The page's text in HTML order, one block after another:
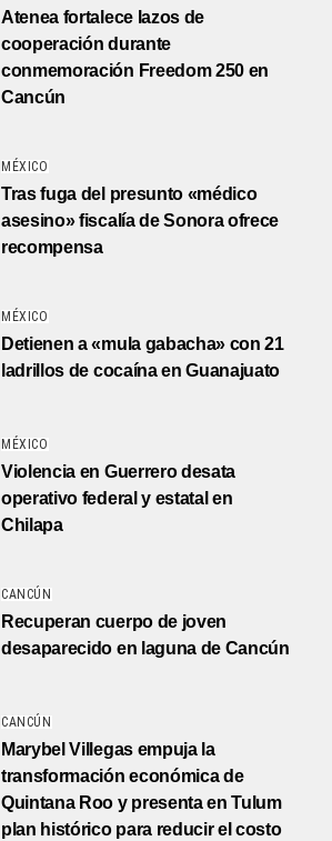
Atenea fortalece lazos de
cooperación durante
conmemoración Freedom 250 en
Cancún
MÉXICO
Tras fuga del presunto «médico
asesino» fiscalía de Sonora ofrece
recompensa
MÉXICO
Detienen a «mula gabacha» con 21
ladrillos de cocaína en Guanajuato
MÉXICO
Violencia en Guerrero desata
operativo federal y estatal en
Chilapa
CANCÚN
Recuperan cuerpo de joven
desaparecido en laguna de Cancún
CANCÚN
Marybel Villegas empuja la
transformación económica de
Quintana Roo y presenta en Tulum
plan histórico para reducir el costo